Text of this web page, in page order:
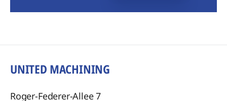
UNITED MACHINING
Roger-Federer-Allee 7